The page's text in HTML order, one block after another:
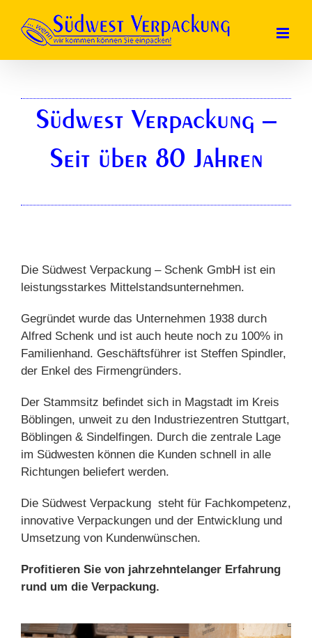
content
Südwest Verpackung –
Seit über 80 Jahren
Die Südwest Verpackung – Schenk GmbH ist ein
leistungsstarkes Mittelstandsunternehmen.
Gegründet wurde das Unternehmen 1938 durch
Alfred Schenk und ist auch heute noch zu 100% in
Familienhand. Geschäftsführer ist Steffen Spindler,
der Enkel des Firmengründers.
Der Stammsitz befindet sich in Magstadt im Kreis
Böblingen, unweit zu den Industriezentren Stuttgart,
Böblingen & Sindelfingen. Durch die zentrale Lage
im Südwesten können die Kunden schnell in alle
Richtungen beliefert werden.
Die Südwest Verpackung steht für Fachkompetenz,
innovative Verpackungen und der Entwicklung und
Umsetzung von Kundenwünschen.
Profitieren Sie von jahrzehntelanger Erfahrung
rund um die Verpackung.